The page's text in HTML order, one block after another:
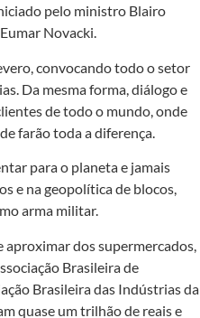
pelo ministro Blairo
Novacki.
convocando todo o setor
Da mesma forma, diálogo e
de todo o mundo, onde
farão toda a diferença.
para o planeta e jamais
e na geopolítica de blocos,
arma militar.
aproximar dos supermercados,
Brasileira de
Brasileira das Indústrias da
quase um trilhão de reais e